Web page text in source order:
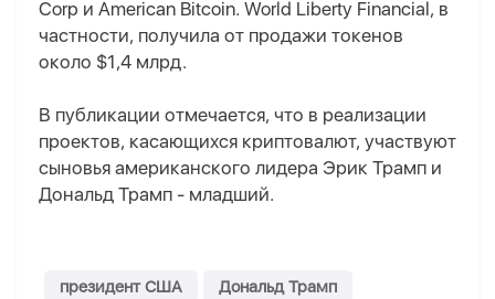
Corp и American Bitcoin. World Liberty Financial, в
частности, получила от продажи токенов
около $1,4 млрд.
В публикации отмечается, что в реализации
проектов, касающихся криптовалют, участвуют
сыновья американского лидера Эрик Трамп и
Дональд Трамп - младший.
президент США
Дональд Трамп